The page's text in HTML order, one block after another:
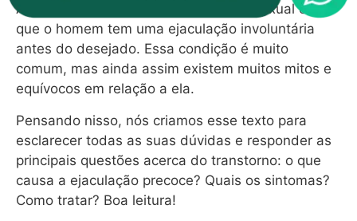
A ejaculação precoce é um distúrbio sexual em
que o homem tem uma ejaculação involuntária
antes do desejado. Essa condição é muito
comum, mas ainda assim existem muitos mitos e
equívocos em relação a ela.
Pensando nisso, nós criamos esse texto para
esclarecer todas as suas dúvidas e responder as
principais questões acerca do transtorno: o que
causa a ejaculação precoce? Quais os sintomas?
Como tratar? Boa leitura!